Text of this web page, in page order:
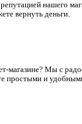
нашего
вернуть деньги.
магазине? Мы с
простыми и